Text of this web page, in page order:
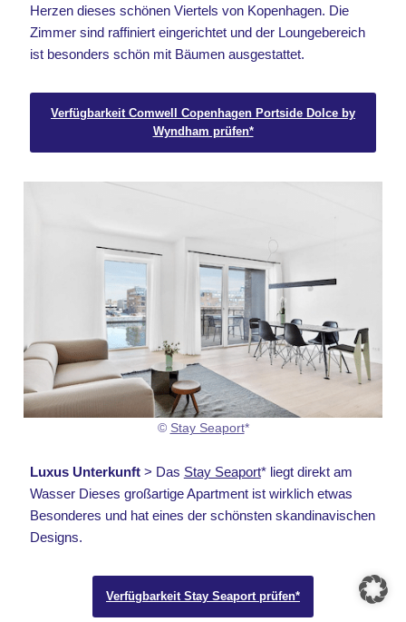
Herzen dieses schönen Viertels von Kopenhagen. Die
Zimmer sind raffiniert eingerichtet und der Loungebereich
ist besonders schön mit Bäumen ausgestattet.
Verfügbarkeit Comwell Copenhagen Portside Dolce by
Wyndham prüfen*
© Stay Seaport*
Luxus Unterkunft> Das Stay Seaport* liegt direkt am
Wasser Dieses großartige Apartment ist wirklich etwas
Besonderes und hat eines der schönsten skandinavischen
Designs.
Verfügbarkeit Stay Seaport prüfen*